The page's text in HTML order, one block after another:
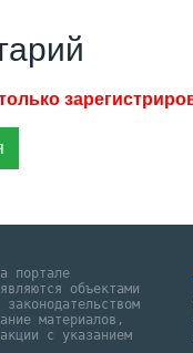
портале
объектами
материалов,
с указанием